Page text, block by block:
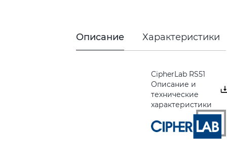
Описание Характеристики
CipherLab RS51
Описание и
технические
характеристики